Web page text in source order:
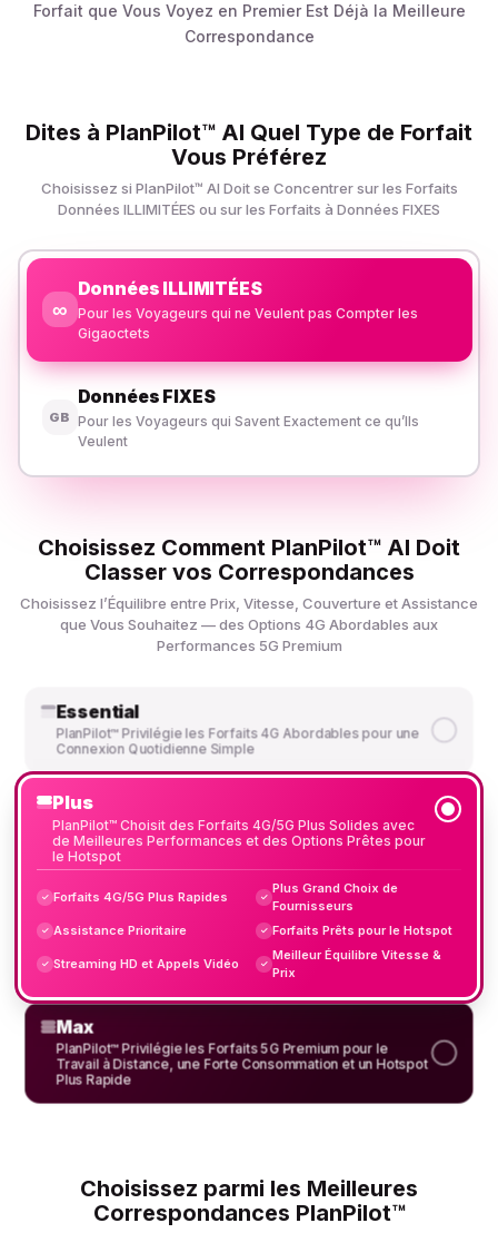
Forfait que Vous Voyez en Premier Est Déjà la Meilleure
Correspondance
Dites à PlanPilot™ AI Quel Type de Forfait
Vous Préférez
Choisissez si PlanPilot™ AI Doit se Concentrer sur les Forfaits
Données ILLIMITÉES ou sur les Forfaits à Données FIXES
∞
Données ILLIMITÉES
Pour les Voyageurs qui ne Veulent pas Compter les
Gigaoctets
GB
Données FIXES
Pour les Voyageurs qui Savent Exactement ce qu’Ils
Veulent
Choisissez Comment PlanPilot™ AI Doit
Classer vos Correspondances
Choisissez l’Équilibre entre Prix, Vitesse, Couverture et Assistance
que Vous Souhaitez — des Options 4G Abordables aux
Performances 5G Premium
Essential
PlanPilot™ Privilégie les Forfaits 4G Abordables pour une
Connexion Quotidienne Simple
Plus
PlanPilot™ Choisit des Forfaits 4G/5G Plus Solides avec
de Meilleures Performances et des Options Prêtes pour
le Hotspot
✓ Forfaits 4G/5G Plus Rapides ✓
Plus Grand Choix de
Fournisseurs
✓ Assistance Prioritaire ✓ Forfaits Prêts pour le Hotspot
✓ Streaming HD et Appels Vidéo ✓
Meilleur Équilibre Vitesse &
Prix
Max
PlanPilot™ Privilégie les Forfaits 5G Premium pour le
Travail à Distance, une Forte Consommation et un Hotspot
Plus Rapide
Choisissez parmi les Meilleures
Correspondances PlanPilot™